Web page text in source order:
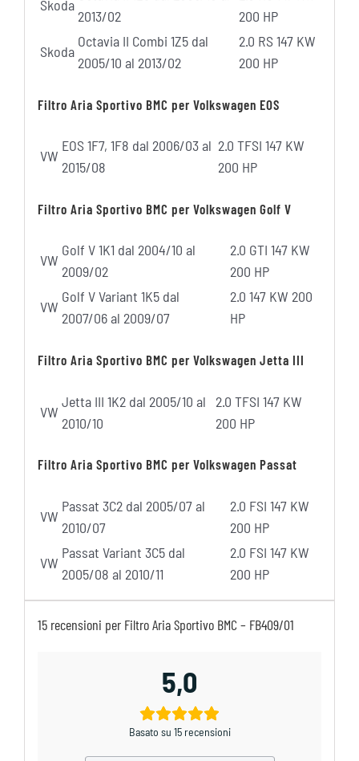
Skoda
2013/02
200 HP
Skoda
Octavia II Combi 1Z5 dal
2005/10 al 2013/02
2.0 RS 147 KW
200 HP
Filtro Aria Sportivo BMC per Volkswagen EOS
VW
EOS 1F7, 1F8 dal 2006/03 al
2015/08
2.0 TFSI 147 KW
200 HP
Filtro Aria Sportivo BMC per Volkswagen Golf V
VW
Golf V 1K1 dal 2004/10 al
2009/02
2.0 GTI 147 KW
200 HP
VW
Golf V Variant 1K5 dal
2007/06 al 2009/07
2.0 147 KW 200
HP
Filtro Aria Sportivo BMC per Volkswagen Jetta III
VW
Jetta III 1K2 dal 2005/10 al
2010/10
2.0 TFSI 147 KW
200 HP
Filtro Aria Sportivo BMC per Volkswagen Passat
VW
Passat 3C2 dal 2005/07 al
2010/07
2.0 FSI 147 KW
200 HP
VW
Passat Variant 3C5 dal
2005/08 al 2010/11
2.0 FSI 147 KW
200 HP
15 recensioni per Filtro Aria Sportivo BMC – FB409/01
5,0
Basato su 15 recensioni